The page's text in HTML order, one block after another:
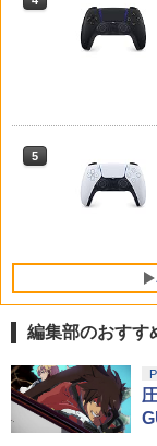
4
5
1
1
編集部のおすす